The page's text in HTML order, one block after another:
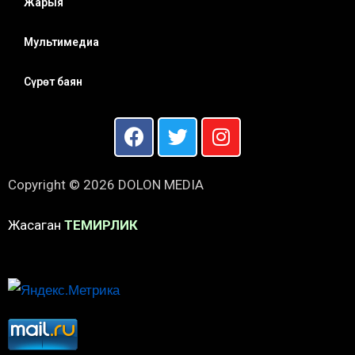
Мультимедиа
Сүрөт баян
Copyright © 2026 DOLON MEDIA
Жасаган ТЕМИРЛИК